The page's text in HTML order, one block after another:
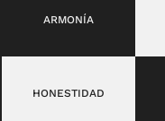
ARMONÍA
HONESTIDAD